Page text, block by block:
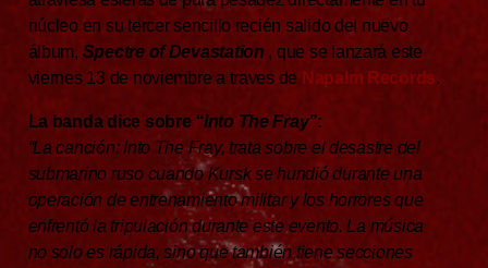
núcleo en su tercer sencillo recién salido del nuevo
álbum, Spectre of Devastation , que se lanzará este
viernes 13 de noviembre a traves de Napalm Records.
La banda dice sobre “Into The Fray”:
“La canción: Into The Fray, trata sobre el desastre del
submarino ruso cuando Kursk se hundió durante una
operación de entrenamiento militar y los horrores que
enfrentó la tripulación durante este evento. La música
no solo es rápida, sino que también tiene secciones